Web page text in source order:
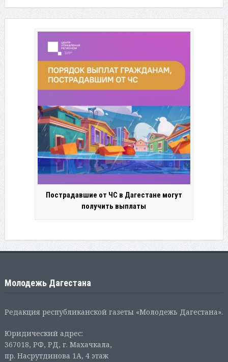
Пострадавшие от ЧС в Дагестане могут
получить выплаты
Молодежь Дагестана
Редакция республиканской газеты «Молодежь Дагестана».
Юридический адрес:
367018, РФ, РД, г. Махачкала,
пр. Насрутдинова 1А, 4 этаж